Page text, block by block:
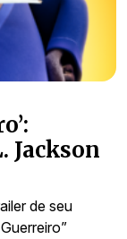
Jackson
de seu